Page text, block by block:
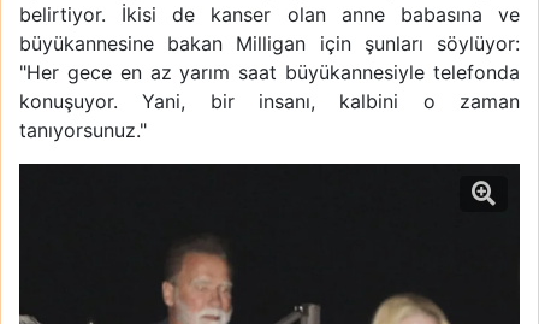
belirtiyor. İkisi de kanser olan anne babasına ve
büyükannesine bakan Milligan için şunları söylüyor:
"Her gece en az yarım saat büyükannesiyle telefonda
konuşuyor. Yani, bir insanı, kalbini o zaman
tanıyorsunuz."